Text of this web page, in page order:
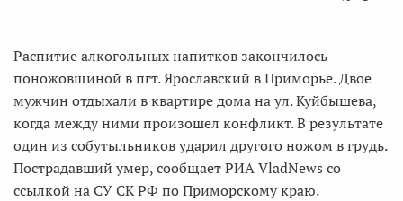
Распитие алкогольных напитков закончилось
поножовщиной в пгт. Ярославский в Приморье. Двое
мужчин отдыхали в квартире дома на ул. Куйбышева,
когда между ними произошел конфликт. В результате
один из собутыльников ударил другого ножом в грудь.
Пострадавший умер, сообщает РИА VladNews со
ссылкой на СУ СК РФ по Приморскому краю.